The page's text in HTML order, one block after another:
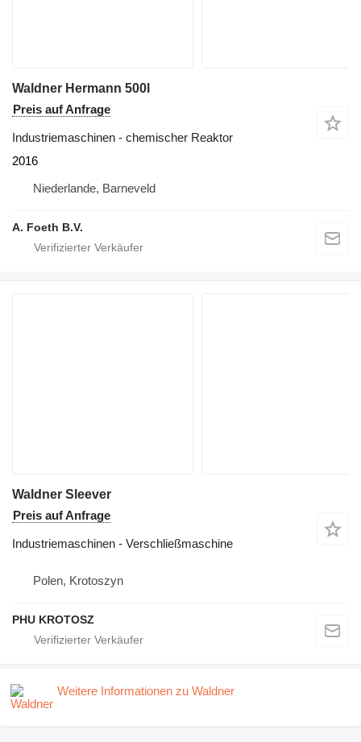
Waldner Hermann 500l
Preis auf Anfrage
Industriemaschinen - chemischer Reaktor
2016
Niederlande, Barneveld
A. Foeth B.V.
Waldner Sleever
Preis auf Anfrage
Industriemaschinen - Verschließmaschine
Polen, Krotoszyn
PHU KROTOSZ
Weitere Informationen zu Waldner